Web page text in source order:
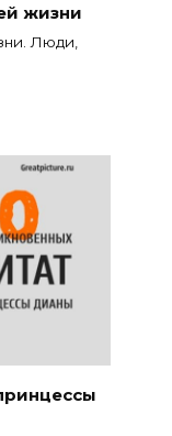
жизни
Люди,